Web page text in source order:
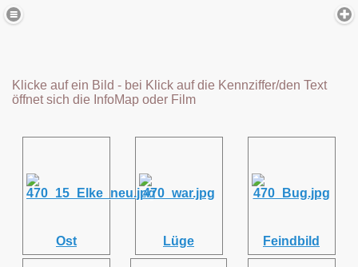
Klicke auf ein Bild - bei Klick auf die Kennziffer/den Text
öffnet sich die InfoMap oder Film
Ost Lüge Feindbild